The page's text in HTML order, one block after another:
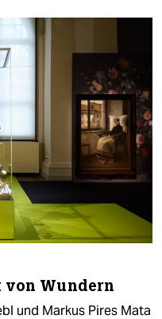
von Wundern
und Markus Pires Mata